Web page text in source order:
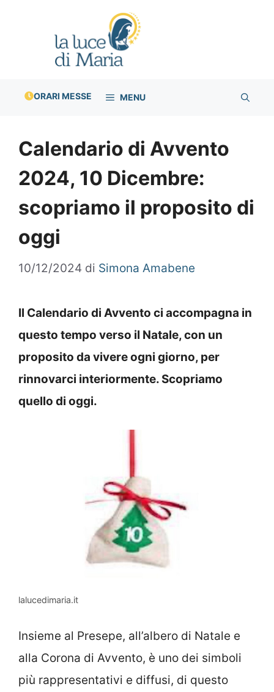
ORARI MESSE MENU
Calendario di Avvento
2024, 10 Dicembre:
scopriamo il proposito di
oggi
10/12/2024 di Simona Amabene
Il Calendario di Avvento ci accompagna in
questo tempo verso il Natale, con un
proposito da vivere ogni giorno, per
rinnovarci interiormente. Scopriamo
quello di oggi.
lalucedimaria.it
Insieme al Presepe, all’albero di Natale e
alla Corona di Avvento, è uno dei simboli
più rappresentativi e diffusi, di questo